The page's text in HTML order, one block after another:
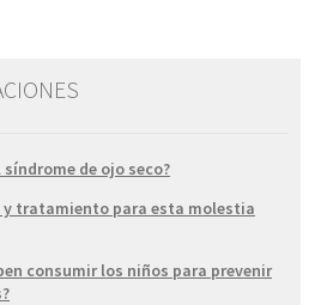
síndrome de ojo seco?
y tratamiento para esta molestia
consumir los niños para prevenir